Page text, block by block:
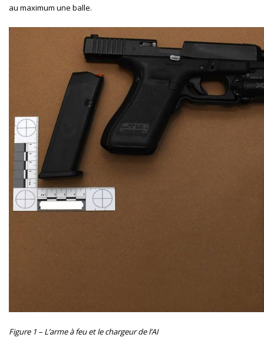
au maximum une balle.
Figure 1 – L’arme à feu et le chargeur de l’AI